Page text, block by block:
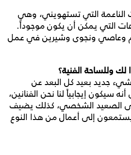
التي تستهويني، وهي
التي يمكن أن يكون موجوداً.
وعاصي ونجوى وشيرين في عمل
وللساحة الفنية؟
جديد بعيد كل البعد عن
سيكون إيجابياً لنا نحن الفنانين،
الصعيد الشخصي، كذلك يضيف
إلى أعمال من هذا النوع